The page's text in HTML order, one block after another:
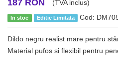
187 RON (TVA inclus)
In stoc Editie Limitata Cod:
Dildo negru realist mare pentru
Material pufos și flexibil pentru